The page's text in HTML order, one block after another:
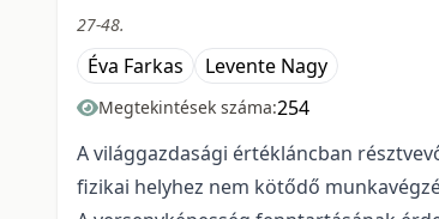
27-48.
Éva Farkas Levente Nagy
Megtekintések száma:254
A világgazdasági értékláncban
fizikai helyhez nem kötődő